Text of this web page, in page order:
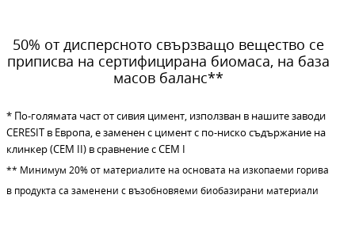
50% от дисперсното свързващо вещество се
приписва на сертифицирана биомаса, на база
масов баланс**
* По-голямата част от сивия цимент, използван в нашите заводи
CERESIT в Европа, е заменен с цимент с по-ниско съдържание на
клинкер (CEM II) в сравнение с CEM I
** Минимум 20% от материалите на основата на изкопаеми горива
в продукта са заменени с възобновяеми биобазирани материали